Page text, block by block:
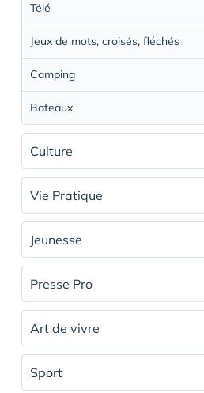
Télé
Jeux de mots, croisés, fléchés
Camping
Bateaux
Culture
Vie Pratique
Jeunesse
Presse Pro
Art de vivre
Sport